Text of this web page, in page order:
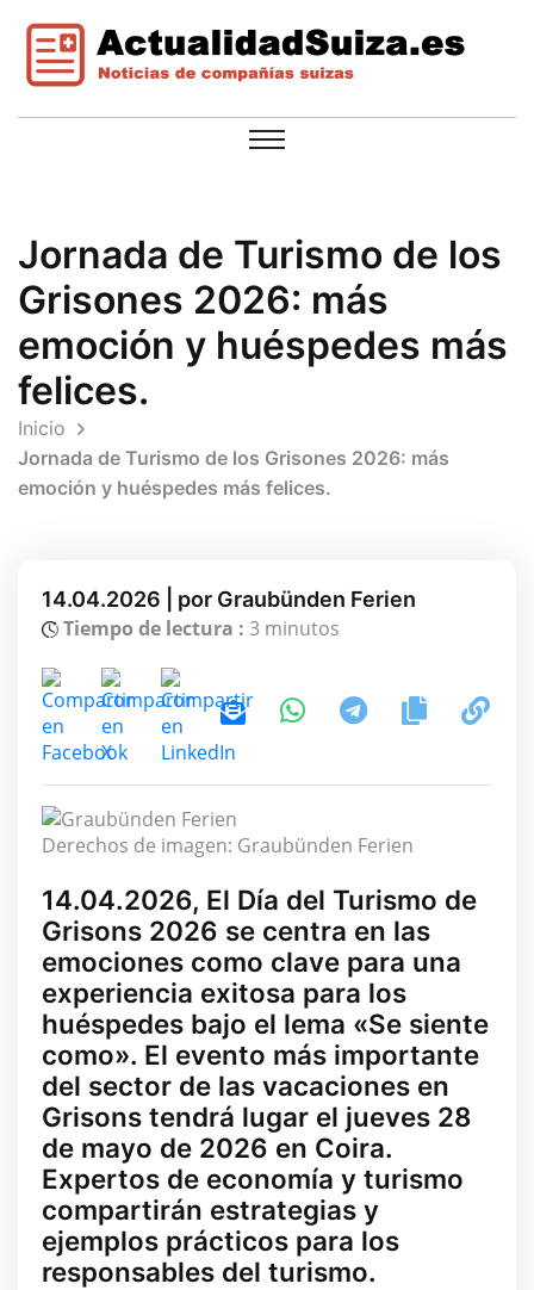
Jornada de Turismo de los
Grisones 2026: más
emoción y huéspedes más
felices.
Inicio
Jornada de Turismo de los Grisones 2026: más
emoción y huéspedes más felices.
14.04.2026 | por Graubünden Ferien
Tiempo de lectura : 3 minutos
Derechos de imagen: Graubünden Ferien
14.04.2026, El Día del Turismo de
Grisons 2026 se centra en las
emociones como clave para una
experiencia exitosa para los
huéspedes bajo el lema «Se siente
como». El evento más importante
del sector de las vacaciones en
Grisons tendrá lugar el jueves 28
de mayo de 2026 en Coira.
Expertos de economía y turismo
compartirán estrategias y
ejemplos prácticos para los
responsables del turismo.